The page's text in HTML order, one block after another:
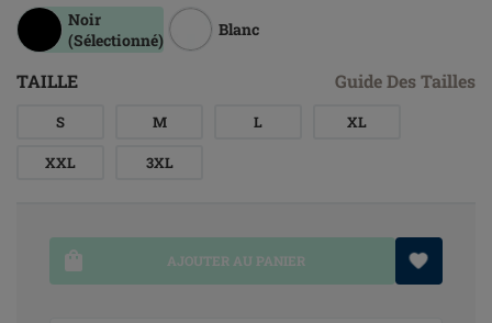
Noir
(Sélectionné)
Blanc
TAILLE Guide Des Tailles
S M L XL
XXL 3XL
AJOUTER AU PANIER